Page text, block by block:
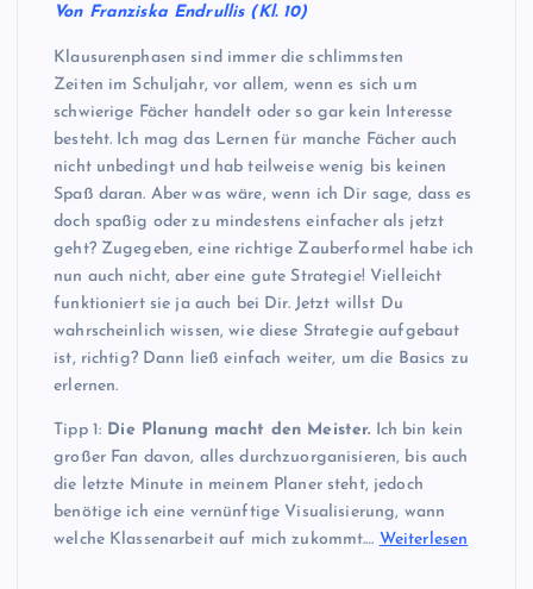
Von Franziska Endrullis (Kl. 10)
Klausurenphasen sind immer die schlimmsten
Zeiten im Schuljahr, vor allem, wenn es sich um
schwierige Fächer handelt oder so gar kein Interesse
besteht. Ich mag das Lernen für manche Fächer auch
nicht unbedingt und hab teilweise wenig bis keinen
Spaß daran. Aber was wäre, wenn ich Dir sage, dass es
doch spaßig oder zu mindestens einfacher als jetzt
geht? Zugegeben, eine richtige Zauberformel habe ich
nun auch nicht, aber eine gute Strategie! Vielleicht
funktioniert sie ja auch bei Dir. Jetzt willst Du
wahrscheinlich wissen, wie diese Strategie aufgebaut
ist, richtig? Dann ließ einfach weiter, um die Basics zu
erlernen.
Tipp 1: Die Planung macht den Meister. Ich bin kein
großer Fan davon, alles durchzuorganisieren, bis auch
die letzte Minute in meinem Planer steht, jedoch
benötige ich eine vernünftige Visualisierung, wann
welche Klassenarbeit auf mich zukommt.… Weiterlesen